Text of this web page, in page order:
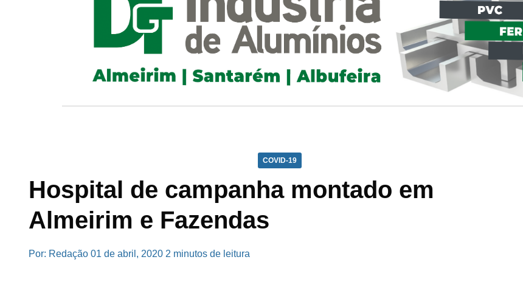
COVID-19
Hospital de campanha montado em
Almeirim e Fazendas
Por: Redação 01 de abril, 2020 2 minutos de leitura